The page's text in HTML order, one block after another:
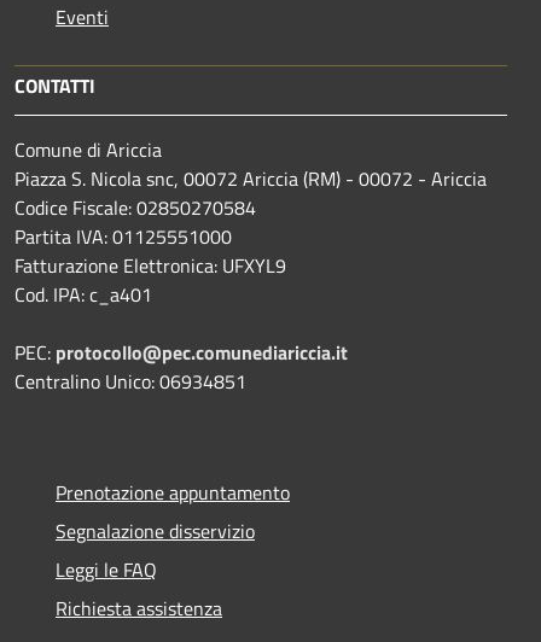
Eventi
CONTATTI
Comune di Ariccia
Piazza S. Nicola snc, 00072 Ariccia (RM) - 00072 - Ariccia
Codice Fiscale: 02850270584
Partita IVA: 01125551000
Fatturazione Elettronica: UFXYL9
Cod. IPA: c_a401
PEC: protocollo@pec.comunediariccia.it
Centralino Unico: 06934851
Prenotazione appuntamento
Segnalazione disservizio
Leggi le FAQ
Richiesta assistenza